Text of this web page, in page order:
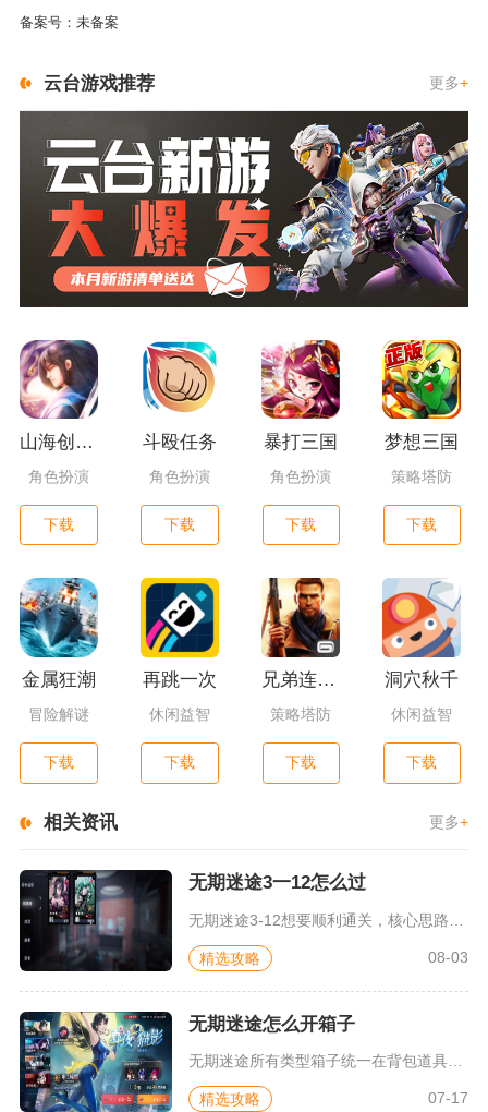
备案号： 未备案
云台游戏推荐 更多+
山海创世录一剑天逆
角色扮演
下载
斗殴任务
角色扮演
下载
暴打三国
角色扮演
下载
梦想三国
策略塔防
下载
金属狂潮
冒险解谜
下载
再跳一次
休闲益智
下载
兄弟连3：战争之子
策略塔防
下载
洞穴秋千
休闲益智
下载
相关资讯 更多+
无期迷途3一12怎么过
精选攻略 08-03
无期迷途怎么开箱子
无期迷途所有类型箱子统一在背包道具栏开启，场景专属宝箱通关交...
精选攻略 07-17